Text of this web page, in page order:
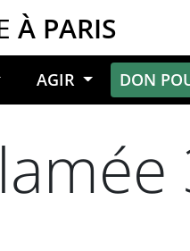
À PARIS
AGIR DON